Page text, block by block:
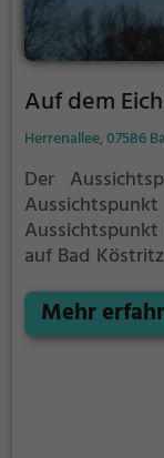
Auf dem
Herrenallee, 07586
Der
auf Bad
Ausflugsziel
oder zum
Mehr